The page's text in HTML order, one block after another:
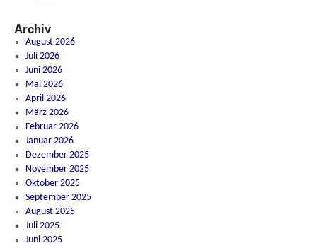
Archiv
August 2026
Juli 2026
Juni 2026
Mai 2026
April 2026
März 2026
Februar 2026
Januar 2026
Dezember 2025
November 2025
Oktober 2025
September 2025
August 2025
Juli 2025
Juni 2025